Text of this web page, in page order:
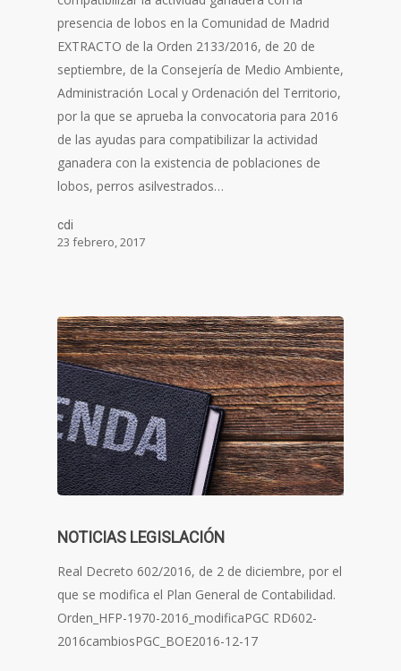
presencia de lobos en la Comunidad de Madrid
EXTRACTO de la Orden 2133/2016, de 20 de
septiembre, de la Consejería de Medio Ambiente,
Administración Local y Ordenación del Territorio,
por la que se aprueba la convocatoria para 2016
de las ayudas para compatibilizar la actividad
ganadera con la existencia de poblaciones de
lobos, perros asilvestrados…
cdi
23 febrero, 2017
NOTICIAS LEGISLACIÓN
Real Decreto 602/2016, de 2 de diciembre, por el
que se modifica el Plan General de Contabilidad.
Orden_HFP-1970-2016_modificaPGC RD602-
2016cambiosPGC_BOE2016-12-17